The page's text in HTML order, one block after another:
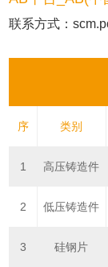
联系方式：
序 类别
1 高压铸造件
2 低压铸造件
3 硅钢片